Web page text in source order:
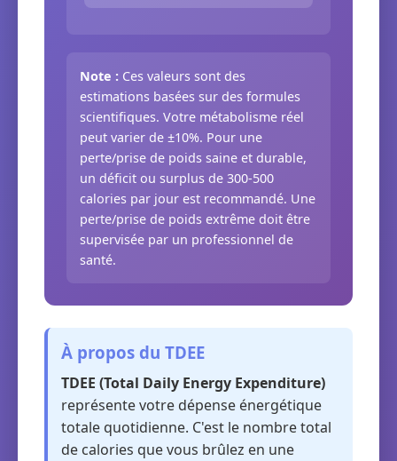
Note : Ces valeurs sont des
estimations basées sur des formules
scientifiques. Votre métabolisme réel
peut varier de ±10%. Pour une
perte/prise de poids saine et durable,
un déficit ou surplus de 300-500
calories par jour est recommandé. Une
perte/prise de poids extrême doit être
supervisée par un professionnel de
santé.
À propos du TDEE
TDEE (Total Daily Energy Expenditure)
représente votre dépense énergétique
totale quotidienne. C'est le nombre total
de calories que vous brûlez en une